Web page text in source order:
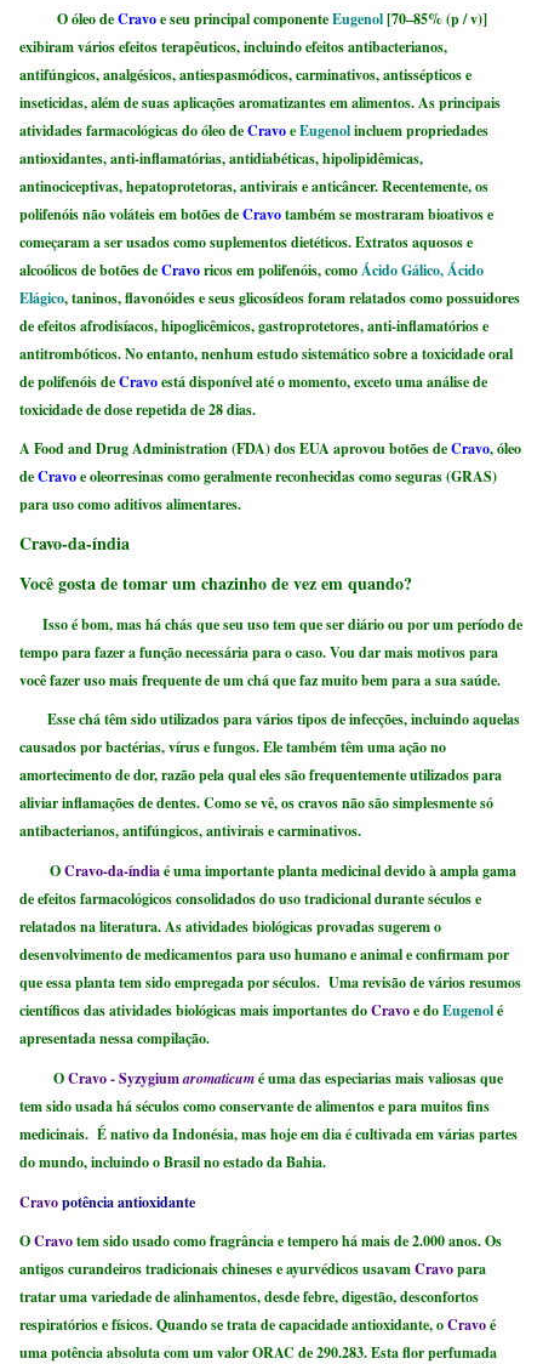
O óleo deCravoe seu principal componenteEugenol[70–85% (p / v)]
exibiram vários efeitos terapêuticos, incluindo efeitos antibacterianos,
antifúngicos, analgésicos, antiespasmódicos, carminativos, antissépticos e
inseticidas, além de suas aplicações aromatizantes em alimentos. As principais
atividades farmacológicas do óleo deCravoeEugenolincluem propriedades
antioxidantes, anti-inflamatórias, antidiabéticas, hipolipidêmicas,
antinociceptivas, hepatoprotetoras, antivirais e anticâncer.Recentemente, os
polifenóis não voláteis em botões deCravotambém se mostraram bioativos e
começaram a ser usados ​​como suplementos dietéticos.Extratos aquosos e
alcoólicos de botões deCravoricos em polifenóis, comoÁcido Gálico, Ácido
Elágico, taninos, flavonóides e seus glicosídeos foram relatados como possuidores
de efeitos afrodisíacos, hipoglicêmicos, gastroprotetores, anti-inflamatórios e
antitrombóticos. No entanto, nenhum estudo sistemático sobre a toxicidade oral
de polifenóis deCravoestá disponível até o momento, exceto uma análise de
toxicidade de dose repetida de 28 dias.
A Food and Drug Administration (FDA) dos EUA aprovou botões deCravo, óleo
deCravoe oleorresinas como geralmente reconhecidas como seguras (GRAS)
para uso como aditivos alimentares.
Cravo-da-índia
Você gosta de tomar um chazinho de vez em quando?
Isso é bom, mas há chás que seu uso tem que ser diário ou por um período de
tempo para fazer a função necessária para o caso. Vou dar mais motivos para
você fazer uso mais frequente de um chá que faz muito bem para a sua saúde.
Esse chá têm sido utilizados para vários tipos de infecções, incluindo aquelas
causados ​​por bactérias, vírus e fungos. Ele também têm uma ação no
amortecimento de dor, razão pela qual eles são frequentemente utilizados para
aliviar inflamações de dentes. Como se vê, os cravos não são simplesmente só
antibacterianos, antifúngicos, antivirais e carminativos.
OCravo-da-índiaé uma importante planta medicinal devido à ampla gama
de efeitos farmacológicos consolidados do uso tradicional durante séculos e
relatados na literatura. As atividades biológicas provadas sugerem o
desenvolvimento de medicamentos para uso humano e animal e confirmam por
que essa planta tem sido empregada por séculos. Uma revisão de vários resumos
científicos das atividades biológicas mais importantes doCravoe doEugenolé
apresentada nessa compilação.
OCravo - Syzygiumaromaticumé uma das especiarias mais valiosas que
tem sido usada há séculos como conservante de alimentos e para muitos fins
medicinais. É nativo da Indonésia, mas hoje em dia é cultivada em várias partes
do mundo, incluindo o Brasil no estado da Bahia.
Cravopotência antioxidante
OCravotem sido usado como fragrância e tempero há mais de2.000anos. Os
antigos curandeiros tradicionais chineses e ayurvédicos usavamCravopara
tratar uma variedade de alinhamentos, desde febre, digestão, desconfortos
respiratórios e físicos. Quando se trata de capacidade antioxidante, oCravoé
uma potência absoluta com um valor ORAC de 290.283. Esta flor perfumada